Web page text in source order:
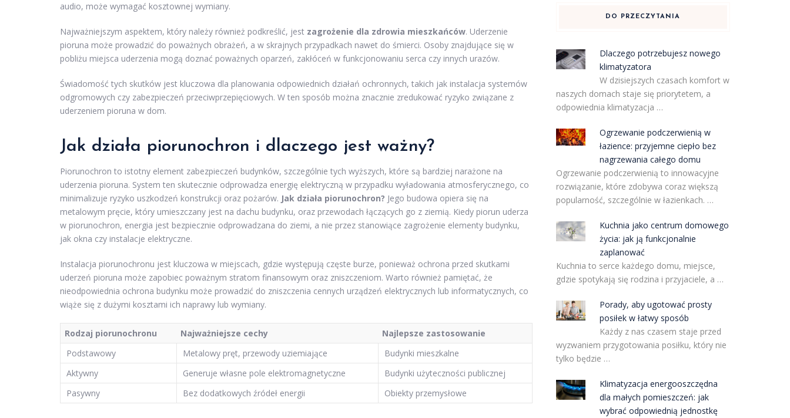
audio, może wymagać kosztownej wymiany.
Najważniejszym aspektem, który należy również podkreślić, jest zagrożenie dla zdrowia mieszkańców. Uderzenie
pioruna może prowadzić do poważnych obrażeń, a w skrajnych przypadkach nawet do śmierci. Osoby znajdujące się w
pobliżu miejsca uderzenia mogą doznać poważnych oparzeń, zakłóceń w funkcjonowaniu serca czy innych urazów.
Świadomość tych skutków jest kluczowa dla planowania odpowiednich działań ochronnych, takich jak instalacja systemów
odgromowych czy zabezpieczeń przeciwprzepięciowych. W ten sposób można znacznie zredukować ryzyko związane z
uderzeniem pioruna w dom.
Jak działa piorunochron i dlaczego jest ważny?
Piorunochron to istotny element zabezpieczeń budynków, szczególnie tych wyższych, które są bardziej narażone na
uderzenia pioruna. System ten skutecznie odprowadza energię elektryczną w przypadku wyładowania atmosferycznego, co
minimalizuje ryzyko uszkodzeń konstrukcji oraz pożarów. Jak działa piorunochron? Jego budowa opiera się na
metalowym pręcie, który umieszczany jest na dachu budynku, oraz przewodach łączących go z ziemią. Kiedy piorun uderza
w piorunochron, energia jest bezpiecznie odprowadzana do ziemi, a nie przez stanowiące zagrożenie elementy budynku,
jak okna czy instalacje elektryczne.
Instalacja piorunochronu jest kluczowa w miejscach, gdzie występują częste burze, ponieważ ochrona przed skutkami
uderzeń pioruna może zapobiec poważnym stratom finansowym oraz zniszczeniom. Warto również pamiętać, że
nieodpowiednia ochrona budynku może prowadzić do zniszczenia cennych urządzeń elektrycznych lub informatycznych, co
wiąże się z dużymi kosztami ich naprawy lub wymiany.
Rodzaj piorunochronu Najważniejsze cechy
Najlepsze zastosowanie
Podstawowy
Metalowy pręt, przewody uziemiające
Budynki mieszkalne
Aktywny
Generuje własne pole elektromagnetyczne
Budynki użyteczności publicznej
Pasywny
Bez dodatkowych źródeł energii Obiekty przemysłowe
DO PRZECZYTANIA
Dlaczego potrzebujesz nowego
klimatyzatora
W dzisiejszych czasach komfort w
naszych domach staje się priorytetem, a
odpowiednia klimatyzacja …
Ogrzewanie podczerwienią w
łazience: przyjemne ciepło bez
nagrzewania całego domu
Ogrzewanie podczerwienią to innowacyjne
rozwiązanie, które zdobywa coraz większą
popularność, szczególnie w łazienkach. …
Kuchnia jako centrum domowego
życia: jak ją funkcjonalnie
zaplanować
Kuchnia to serce każdego domu, miejsce,
gdzie spotykają się rodzina i przyjaciele, a …
Porady, aby ugotować prosty
posiłek w łatwy sposób
Każdy z nas czasem staje przed
wyzwaniem przygotowania posiłku, który nie
tylko będzie …
Klimatyzacja energooszczędna
dla małych pomieszczeń: jak
wybrać odpowiednią jednostkę